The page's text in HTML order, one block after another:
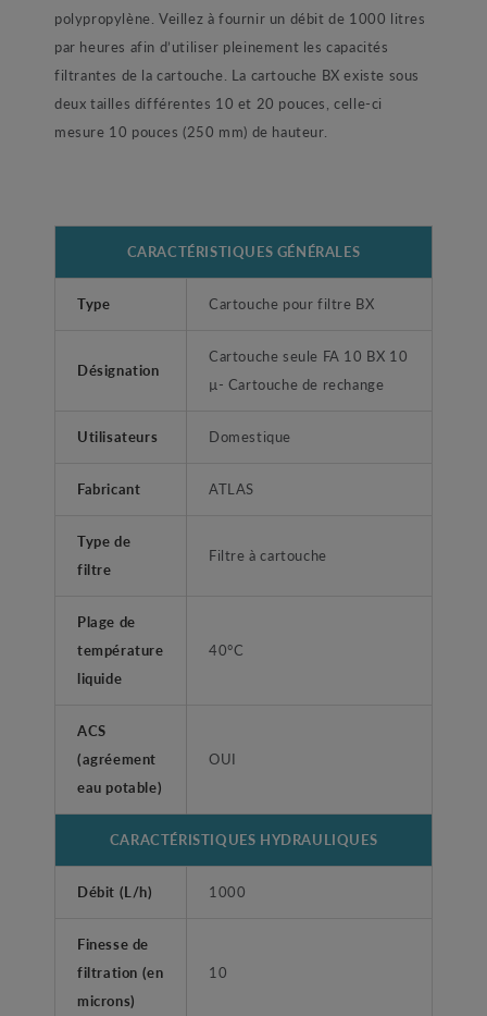
polypropylène. Veillez à fournir un débit de 1000 litres
par heures afin d’utiliser pleinement les capacités
filtrantes de la cartouche. La cartouche BX existe sous
deux tailles différentes 10 et 20 pouces, celle-ci
mesure 10 pouces (250 mm) de hauteur.
CARACTÉRISTIQUES GÉNÉRALES
Type Cartouche pour filtre BX
Désignation
Cartouche seule FA 10 BX 10
µ- Cartouche de rechange
Utilisateurs Domestique
Fabricant ATLAS
Type de
filtre
Filtre à cartouche
Plage de
température
liquide
40°C
ACS
(agréement
eau potable)
OUI
CARACTÉRISTIQUES HYDRAULIQUES
Débit (L/h) 1000
Finesse de
filtration (en
microns)
10